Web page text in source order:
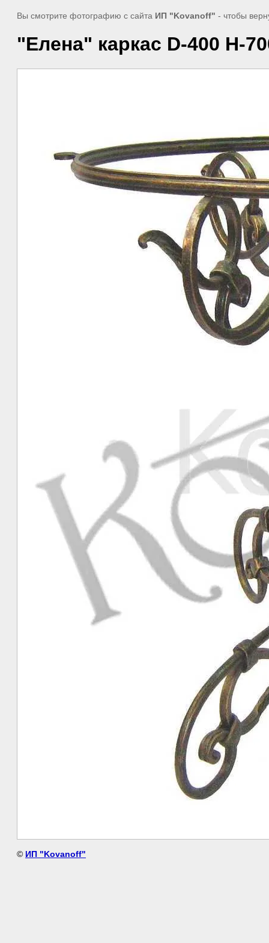
Вы смотрите фотографию с сайта ИП "Kovanoff" - чтобы
"Елена" каркас D-400 H-
© ИП "Kovanoff"